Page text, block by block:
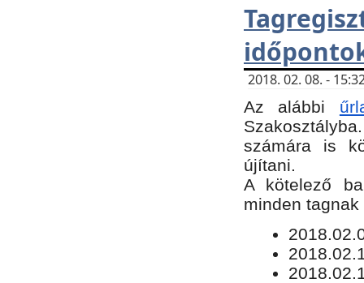
2018. 02. 08. -
Az alábbi
számára is
újítani.
​A kötelező
minden